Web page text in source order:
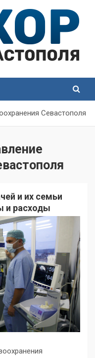
Севастополя
и их семьи
и расходы